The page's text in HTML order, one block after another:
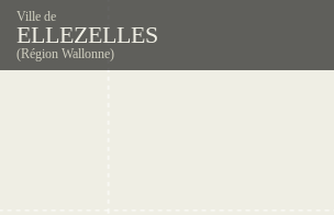
Ville de
ELLEZELLES
(Région Wallonne)